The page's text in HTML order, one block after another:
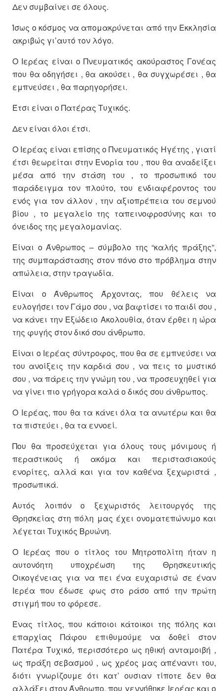
Δεν συμβαίνει σε όλους.
Ίσως ο κόσμος να απομακρύνεται από την Εκκλησία
ακριβώς γι’αυτό τον λόγο.
Ο Ιερέας είναι ο Πνευματικός ακούραστος Γονέας
που θα οδηγήσει , θα ακούσει , θα συγχωρέσει , θα
εμπνεύσει , θα παρηγορήσει.
Έτσι είναι ο Πατέρας Τυχικός.
Δεν είναι όλοι έτσι.
Ο Ιερέας είναι επίσης ο Πνευματικός Ηγέτης , γιατί
έτσι θεωρείται στην Ενορία του , που θα αναδείξει
μέσα από την στάση του , το προσωπικό του
παράδειγμα τον πλούτο, του ενδιαφέροντος του
ενός για τον άλλον , την αξιοπρέπεια του σεμνού
βίου , το μεγαλείο της ταπεινοφροσύνης και το
όνειδος της μεγαλομανίας.
Είναι ο Άνθρωπος – σύμβολο της “καλής πράξης”,
της συμπαράστασης στον πόνο στο πρόβλημα στην
απώλεια, στην τραγωδία.
Είναι ο Άνθρωπος Άρχοντας, που θέλεις να
ευλογήσει τον Γάμο σου , να βαφτίσει το παιδί σου ,
να κάνει την Εξώδειο Ακολουθία, όταν έρθει η ώρα
της φυγής στον δικό σου άνθρωπο.
Είναι ο Ιερέας σύντροφος, που θα σε εμπνεύσει να
του ανοίξεις την καρδιά σου , να πεις το μυστικό
σου , να πάρεις την γνώμη του , να προσευχηθεί για
να γίνει πιο γρήγορα καλά ο δικός σου άνθρωπος.
Ο Ιερέας, που θα τα κάνει όλα τα ανωτέρω και θα
τα πιστεύει , θα τα εννοεί.
Που θα προσεύχεται για όλους τους μόνιμους ή
περαστικούς ή ακόμα και περιστασιακούς
ενορίτες, αλλά και για τον καθένα ξεχωριστά ,
προσωπικά.
Αυτός λοιπόν ο ξεχωριστός λειτουργός της
Θρησκείας στη πόλη μας έχει ονοματεπώνυμο και
λέγεται Τυχικός Βρυώνη.
Ο Ιερέας που ο τίτλος του Μητροπολίτη ήταν η
αυτονόητη υποχρέωση της Θρησκευτικής
Οικογένειας για να πει ένα ευχαριστώ σε έναν
Ιερέα που έδωσε φως στο ράσο από την πρώτη
στιγμή που το φόρεσε.
Ένας τίτλος, που κάποιοι κάτοικοι της πόλης και
επαρχίας Πάφου επιθυμούμε να δοθεί στον
Πατέρα Τυχικό, περισσότερο ως ηθική ανταμοιβή ,
ως πράξη σεβασμού , ως χρέος μας απέναντι του,
διότι γνωρίζουμε ότι κατ’ ουσιαν τίποτε δεν θα
αλλάξει στον Άνθρωπο, που γεννήθηκε Ιερέας και ο